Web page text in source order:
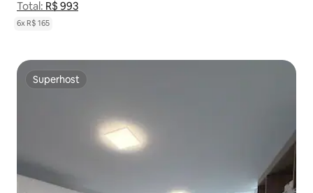
Total: R$ 993
Total: R$ 993
6x R$ 165
Superhost
Superhost